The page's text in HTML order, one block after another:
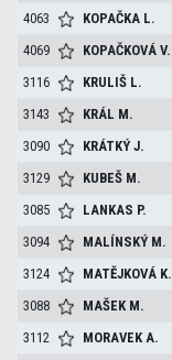
4063
KOPAČKA L.
4069
KOPAČKOVÁV.
3116
KRULIŠ L.
3143
KRÁL M.
3090
KRÁTKÝJ.
3129
KUBEŠ M.
3085
LANKAS P.
3094
MALÍNSKÝ M.
3124
MATĚJKOVÁ K.
3088
MAŠEK M.
3112
MORAVEKA.